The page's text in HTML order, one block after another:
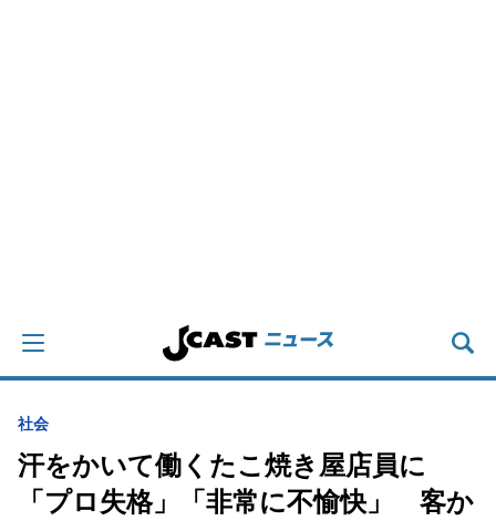
社会
汗をかいて働くたこ焼き屋店員に
「プロ失格」「非常に不愉快」 客か